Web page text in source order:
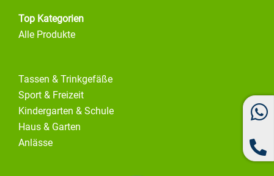
Top Kategorien
Alle Produkte
Tassen & Trinkgefäße
Sport & Freizeit
Kindergarten & Schule
Haus & Garten
Anlässe